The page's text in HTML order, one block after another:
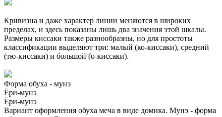
Кривизна и даже характер линии меняются в широких
пределах, и здесь показаны лишь два значения этой шкалы.
Размеры киссаки также разнообразны, но для простоты
классификации выделяют три: малый (ко-киссаки), средний
(тю-киссаки) и большой (о-киссаки).
Форма обуха - мунэ
Ёри-мунэ
Ёри-мунэ
Вариант оформления обуха меча в виде домика. Мунэ - форма